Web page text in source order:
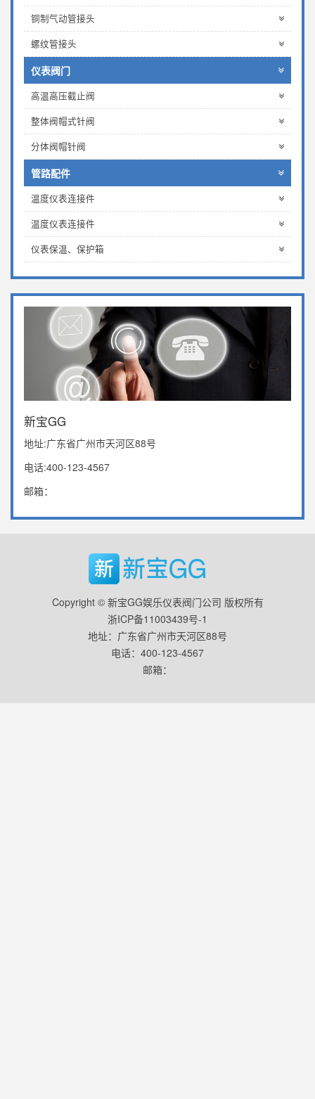
铜制气动管接头
螺纹管接头
仪表阀门
高温高压截止阀
整体阀帽式针阀
分体阀帽针阀
管路配件
温度仪表连接件
温度仪表连接件
仪表保温、保护箱
新宝GG
地址:广东省广州市天河区88号
电话:400-123-4567
邮箱：
Copyright © 新宝GG娱乐仪表阀门公司 版权所有
浙ICP备11003439号-1
地址：广东省广州市天河区88号
电话：400-123-4567
邮箱：